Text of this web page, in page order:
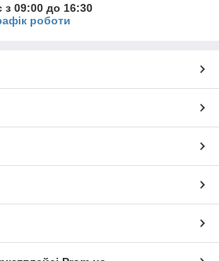
з 09:00 до 16:30
роботи